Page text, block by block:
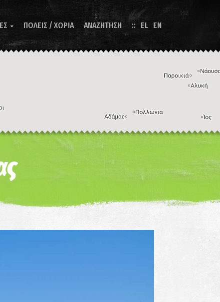
 ΠΟΛΕΙΣ / ΧΩΡΙΑ ΑΝΑΖΗΤΗΣΗ EL EN
πληκτρολογίου Η εικόνα ενδέχεται να υπόκειται σε πνευματικά δικαιώματα